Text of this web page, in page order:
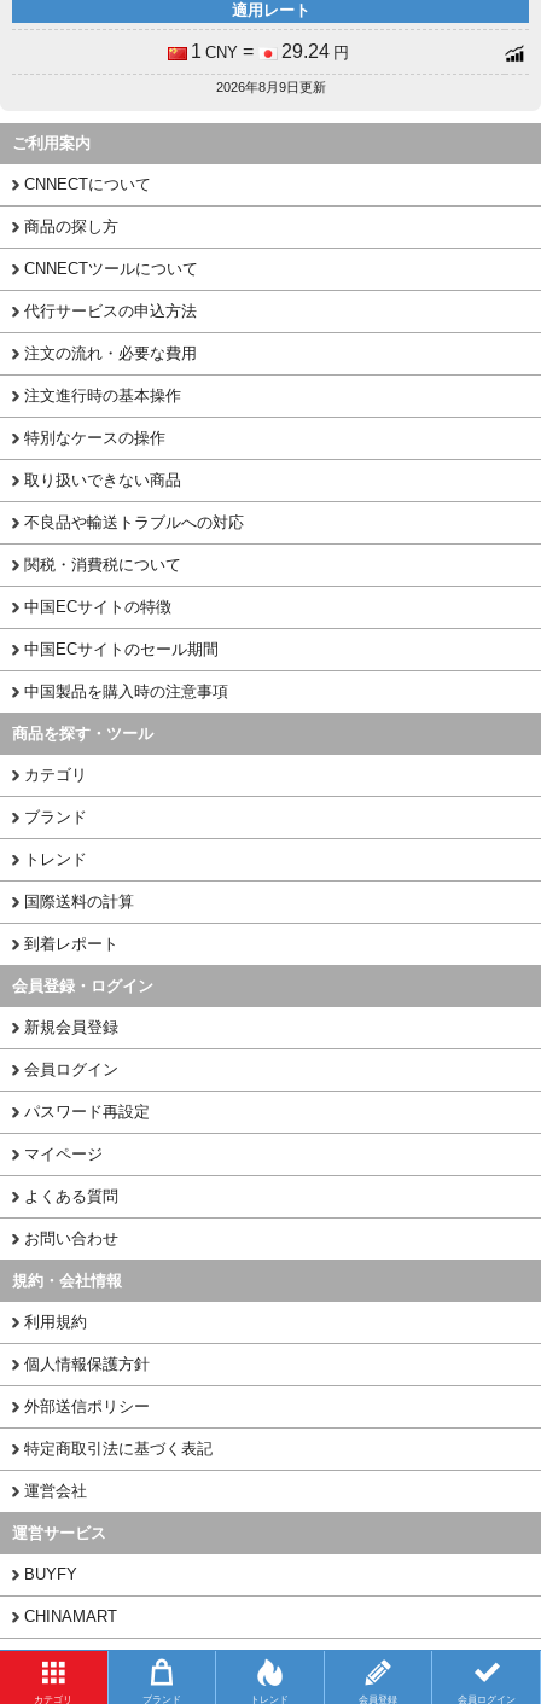
カテゴリ ブランド トレンド 会員登録 会員ログイン
適用レート
1 CNY = 29.24 円
2026年8月9日更新
ご利用案内
CNNECTについて
商品の探し方
CNNECTツールについて
代行サービスの申込方法
注文の流れ・必要な費用
注文進行時の基本操作
特別なケースの操作
取り扱いできない商品
不良品や輸送トラブルへの対応
関税・消費税について
中国ECサイトの特徴
中国ECサイトのセール期間
中国製品を購入時の注意事項
商品を探す・ツール
カテゴリ
ブランド
トレンド
国際送料の計算
到着レポート
会員登録・ログイン
新規会員登録
会員ログイン
パスワード再設定
マイページ
よくある質問
お問い合わせ
規約・会社情報
利用規約
個人情報保護方針
外部送信ポリシー
特定商取引法に基づく表記
運営会社
運営サービス
BUYFY
CHINAMART
1PORT